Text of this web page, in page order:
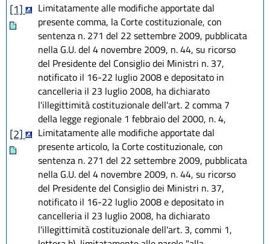
[1]
Limitatamente alle modifiche apportate dal
presente comma, la Corte costituzionale, con
sentenza n. 271 del 22 settembre 2009, pubblicata
nella G.U. del 4 novembre 2009, n. 44, su ricorso
del Presidente del Consiglio dei Ministri n. 37,
notificato il 16-22 luglio 2008 e depositato in
cancelleria il 23 luglio 2008, ha dichiarato
l'illegittimità costituzionale dell'art. 2 comma 7
della legge regionale 1 febbraio del 2000, n. 4,
[2]
Limitatamente alle modifiche apportate dal
presente articolo, la Corte costituzionale, con
sentenza n. 271 del 22 settembre 2009, pubblicata
nella G.U. del 4 novembre 2009, n. 44, su ricorso
del Presidente del Consiglio dei Ministri n. 37,
notificato il 16-22 luglio 2008 e depositato in
cancelleria il 23 luglio 2008, ha dichiarato
l'illegittimità costituzionale dell'art. 3, commi 1,